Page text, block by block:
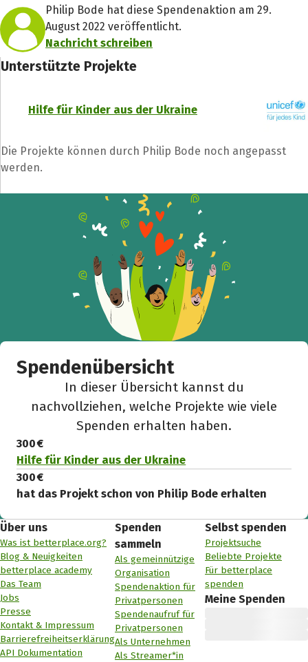
Philip Bode hat diese Spendenaktion am 29.
August 2022 veröffentlicht.
Nachricht schreiben
Unterstützte Projekte
Hilfe für Kinder aus der Ukraine
Die Projekte können durch Philip Bode noch angepasst
werden.
Spendenübersicht
In dieser Übersicht kannst du
nachvollziehen, welche Projekte wie viele
Spenden erhalten haben.
300 €
Hilfe für Kinder aus der Ukraine
300 €
hat das Projekt schon von Philip Bode erhalten
Über uns
Was ist betterplace.org?
Blog & Neuigkeiten
betterplace academy
Das Team
Jobs
Presse
Kontakt & Impressum
Barrierefreiheitserklärung
API Dokumentation
Spenden
sammeln
Als gemeinnützige
Organisation
Spendenaktion für
Privatpersonen
Spendenaufruf für
Privatpersonen
Als Unternehmen
Als Streamer*in
Selbst spenden
Projektsuche
Beliebte Projekte
Für betterplace
spenden
Meine Spenden